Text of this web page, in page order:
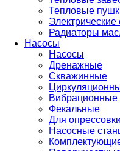
Тепловые
Радиаторы
Насосы
Насосы
Дренажные
Скважинные
Вибрационные
Фекальные
Для опрессовки
Насосные